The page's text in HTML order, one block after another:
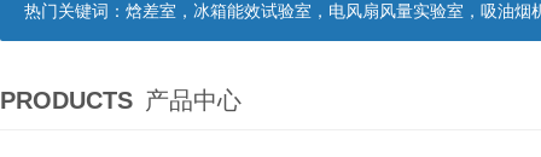
热门关键词： 焓差室，冰箱能效试验室，电风扇风量实验室，吸油烟机油脂分离度试验装置，吸油烟机空气性能试验装置，吸油烟机气味
PRODUCTS 产品中心